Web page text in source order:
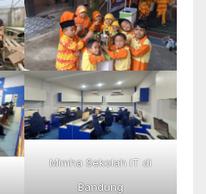
Mimha Sekolah IT di
Bandung